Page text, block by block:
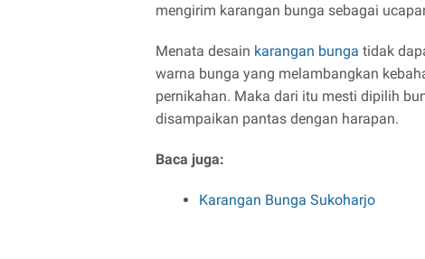
mengirim karangan bunga sebagai
Menata desain karangan bunga tidak
warna bunga yang melambangkan
pernikahan. Maka dari itu mesti dipilih
disampaikan pantas dengan harapan.
Baca juga:
Karangan Bunga Sukoharjo